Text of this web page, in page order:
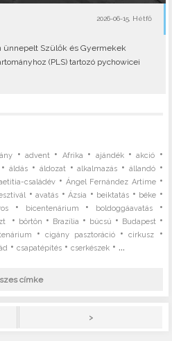
2026-06-15, Hétfő
ünnepelt Szülők és Gyermekek
(PLS) tartozó pychowicei
•advent • Afrika • ajándék•akció •
•áldás • áldozat •alkalmazás • állandó•
családév •Ángel Fernández Artime•
•avatás •Ázsia • beiktatás • béke •
• bicentenárium • boldoggáavatás•
• börtön • Brazília • búcsú • Budapest •
•cigány pasztoráció•cirkusz •
•csapatépítés •cserkészek • ...
címke
>